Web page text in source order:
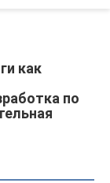
как
по